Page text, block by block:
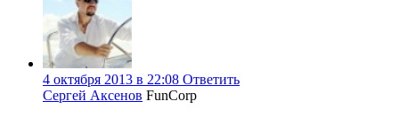
4 октября 2013 в 22:08 Ответить
Сергей Аксенов FunCorp